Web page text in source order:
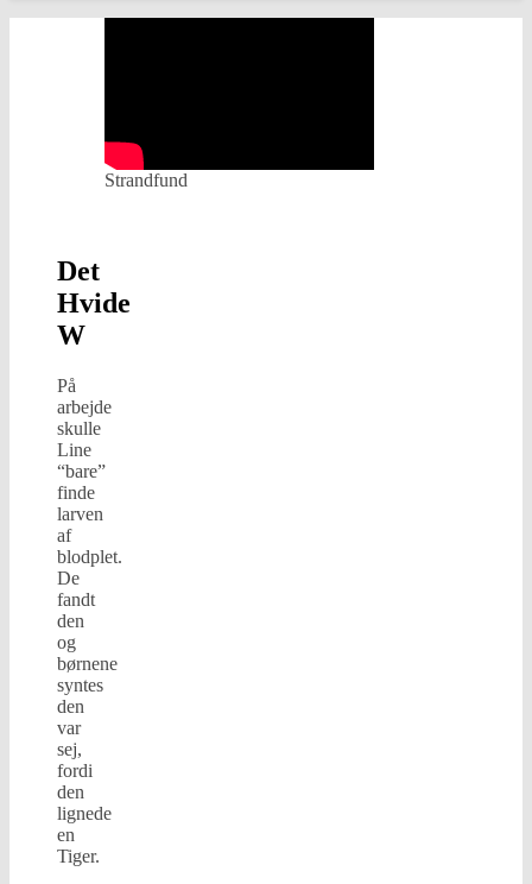
Strandfund
Det
Hvide
W
På
arbejde
skulle
Line
“bare”
finde
larven
af
blodplet.
De
fandt
den
og
børnene
syntes
den
var
sej,
fordi
den
lignede
en
Tiger.